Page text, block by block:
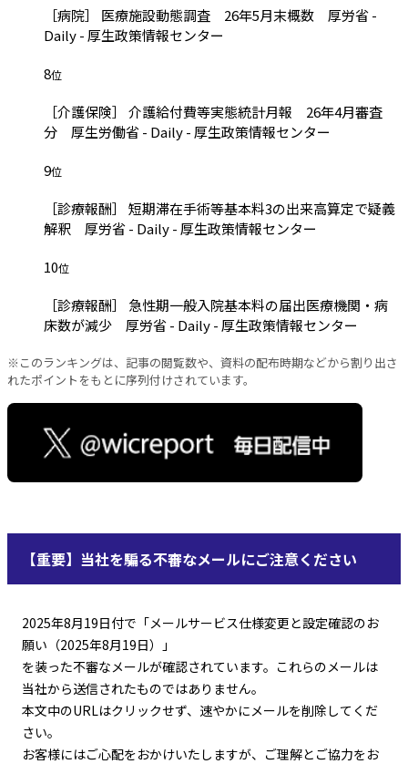
［病院］ 医療施設動態調査 26年5月末概数 厚労省 -
Daily - 厚生政策情報センター
8位
［介護保険］ 介護給付費等実態統計月報 26年4月審査
分 厚生労働省 - Daily - 厚生政策情報センター
9位
［診療報酬］ 短期滞在手術等基本料3の出来高算定で疑義
解釈 厚労省 - Daily - 厚生政策情報センター
10位
［診療報酬］ 急性期一般入院基本料の届出医療機関・病
床数が減少 厚労省 - Daily - 厚生政策情報センター
※このランキングは、記事の閲覧数や、資料の配布時期などから割り出さ
れたポイントをもとに序列付けされています。
【重要】当社を騙る不審なメールにご注意ください
2025年8月19日付で「メールサービス仕様変更と設定確認のお
願い（2025年8月19日）」
を装った不審なメールが確認されています。これらのメールは
当社から送信されたものではありません。
本文中のURLはクリックせず、速やかにメールを削除してくだ
さい。
お客様にはご心配をおかけいたしますが、ご理解とご協力をお